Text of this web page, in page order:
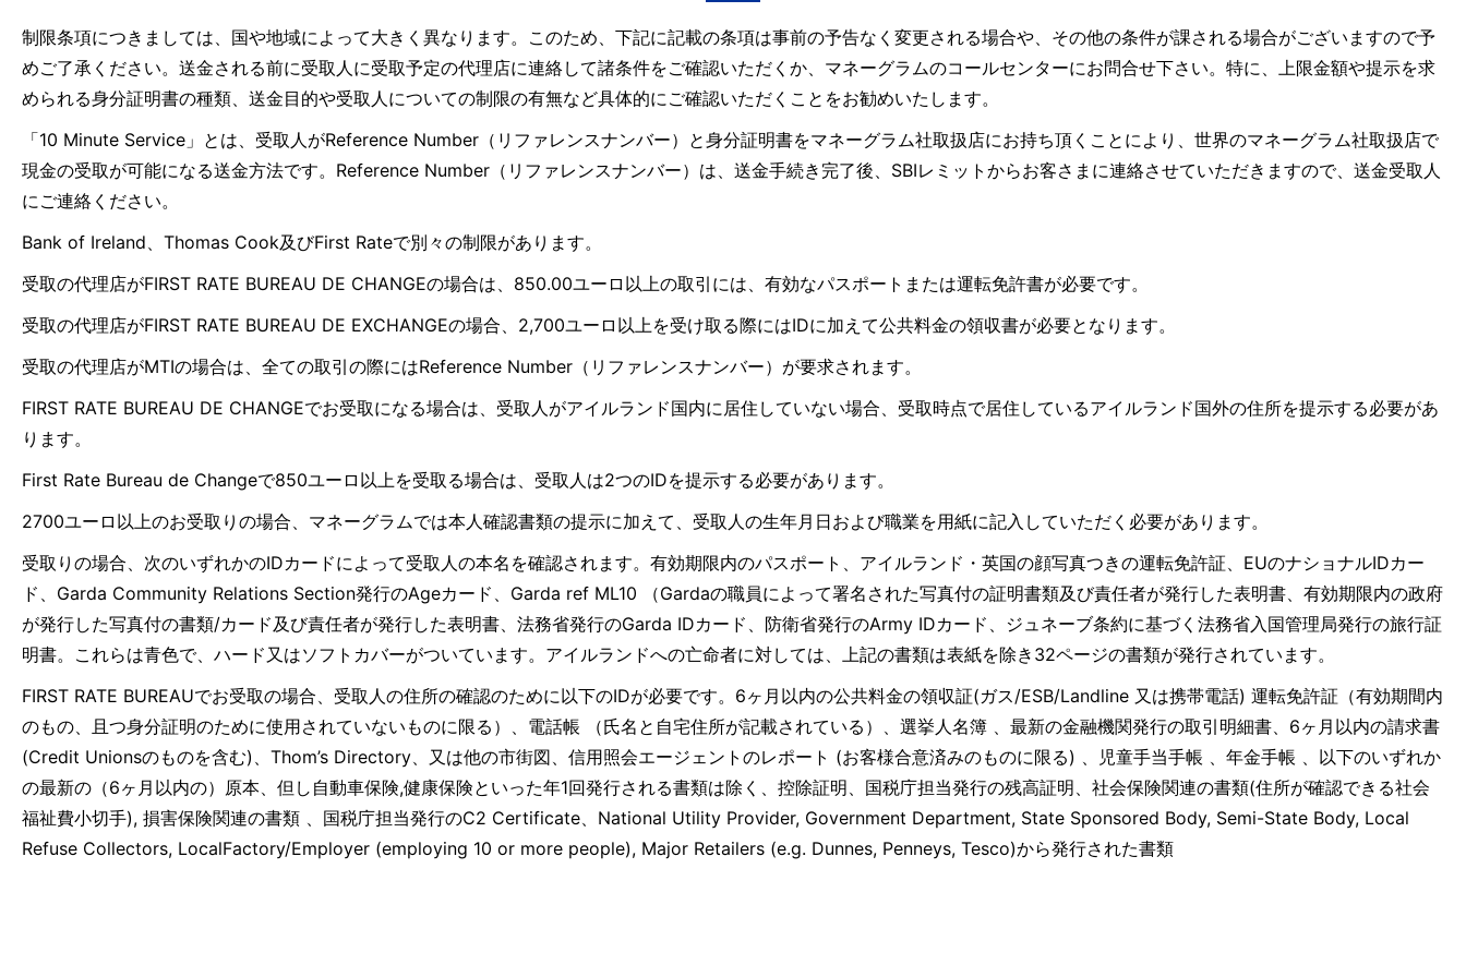
制限条項につきましては、国や地域によって大きく異なります。このため、下記に記載の条項は事前の予告なく変更される場合や、その他の条件が課される場合がございますので予
めご了承ください。送金される前に受取人に受取予定の代理店に連絡して諸条件をご確認いただくか、マネーグラムのコールセンターにお問合せ下さい。特に、上限金額や提示を求
められる身分証明書の種類、送金目的や受取人についての制限の有無など具体的にご確認いただくことをお勧めいたします。
「10 Minute Service」とは、受取人がReference Number（リファレンスナンバー）と身分証明書をマネーグラム社取扱店にお持ち頂くことにより、世界のマネーグラム社取扱店で
現金の受取が可能になる送金方法です。Reference Number（リファレンスナンバー）は、送金手続き完了後、SBIレミットからお客さまに連絡させていただきますので、送金受取人
にご連絡ください。
Bank of Ireland、Thomas Cook及びFirst Rateで別々の制限があります。
受取の代理店がFIRST RATE BUREAU DE CHANGEの場合は、850.00ユーロ以上の取引には、有効なパスポートまたは運転免許書が必要です。
受取の代理店がFIRST RATE BUREAU DE EXCHANGEの場合、2,700ユーロ以上を受け取る際にはIDに加えて公共料金の領収書が必要となります。
受取の代理店がMTIの場合は、全ての取引の際にはReference Number（リファレンスナンバー）が要求されます。
FIRST RATE BUREAU DE CHANGEでお受取になる場合は、受取人がアイルランド国内に居住していない場合、受取時点で居住しているアイルランド国外の住所を提示する必要があ
ります。
First Rate Bureau de Changeで850ユーロ以上を受取る場合は、受取人は2つのIDを提示する必要があります。
2700ユーロ以上のお受取りの場合、マネーグラムでは本人確認書類の提示に加えて、受取人の生年月日および職業を用紙に記入していただく必要があります。
受取りの場合、次のいずれかのIDカードによって受取人の本名を確認されます。有効期限内のパスポート、アイルランド・英国の顔写真つきの運転免許証、EUのナショナルIDカー
ド、Garda Community Relations Section発行のAgeカード、Garda ref ML10 （Gardaの職員によって署名された写真付の証明書類及び責任者が発行した表明書、有効期限内の政府
が発行した写真付の書類/カード及び責任者が発行した表明書、法務省発行のGarda IDカード、防衛省発行のArmy IDカード、ジュネーブ条約に基づく法務省入国管理局発行の旅行証
明書。これらは青色で、ハード又はソフトカバーがついています。アイルランドへの亡命者に対しては、上記の書類は表紙を除き32ページの書類が発行されています。
FIRST RATE BUREAUでお受取の場合、受取人の住所の確認のために以下のIDが必要です。6ヶ月以内の公共料金の領収証(ガス/ESB/Landline 又は携帯電話) 運転免許証（有効期間内
のもの、且つ身分証明のために使用されていないものに限る）、電話帳 （氏名と自宅住所が記載されている）、選挙人名簿 、最新の金融機関発行の取引明細書、6ヶ月以内の請求書
(Credit Unionsのものを含む)、Thom’s Directory、又は他の市街図、信用照会エージェントのレポート (お客様合意済みのものに限る) 、児童手当手帳 、年金手帳 、以下のいずれか
の最新の（6ヶ月以内の）原本、但し自動車保険,健康保険といった年1回発行される書類は除く、控除証明、国税庁担当発行の残高証明、社会保険関連の書類(住所が確認できる社会
福祉費小切手), 損害保険関連の書類 、国税庁担当発行のC2 Certificate、National Utility Provider, Government Department, State Sponsored Body, Semi-State Body, Local
Refuse Collectors, LocalFactory/Employer (employing 10 or more people), Major Retailers (e.g. Dunnes, Penneys, Tesco)から発行された書類